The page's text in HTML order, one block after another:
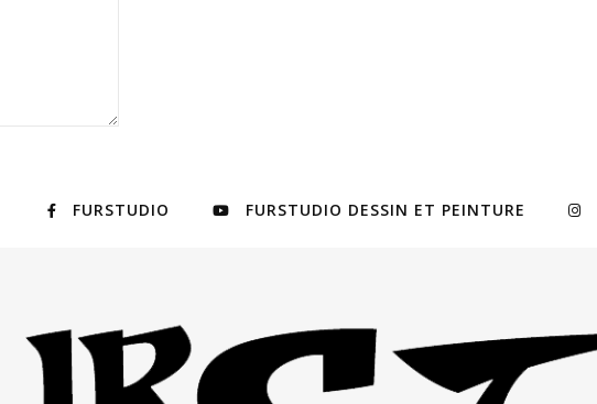
FURSTUDIO FURSTUDIO DESSIN ET PEINTURE